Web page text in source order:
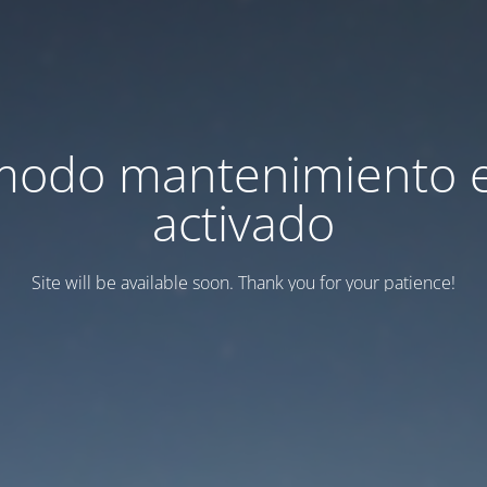
mantenimiento
activado
Site will be available soon. Thank you for your patience!